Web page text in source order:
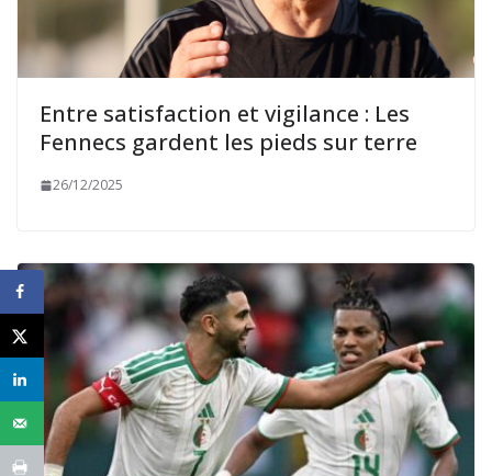
Entre satisfaction et vigilance : Les
Fennecs gardent les pieds sur terre
26/12/2025